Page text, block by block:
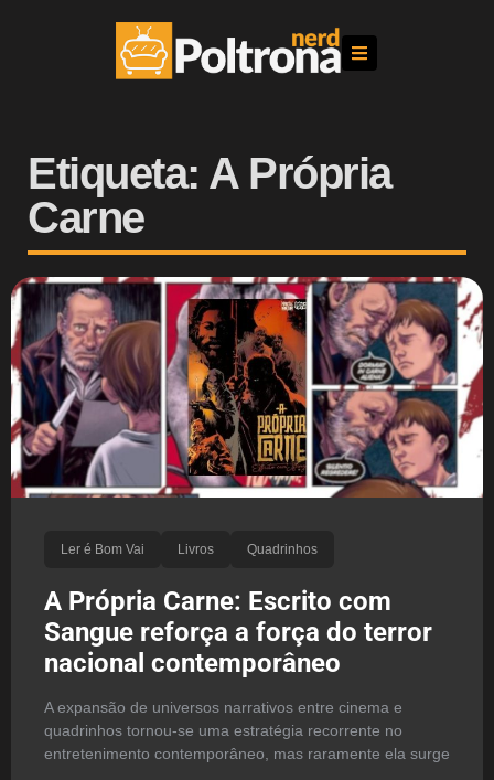
Etiqueta: A Própria
Carne
Ler é Bom Vai Livros Quadrinhos
A Própria Carne: Escrito com
Sangue reforça a força do terror
nacional contemporâneo
A expansão de universos narrativos entre cinema e
quadrinhos tornou-se uma estratégia recorrente no
entretenimento contemporâneo, mas raramente ela surge